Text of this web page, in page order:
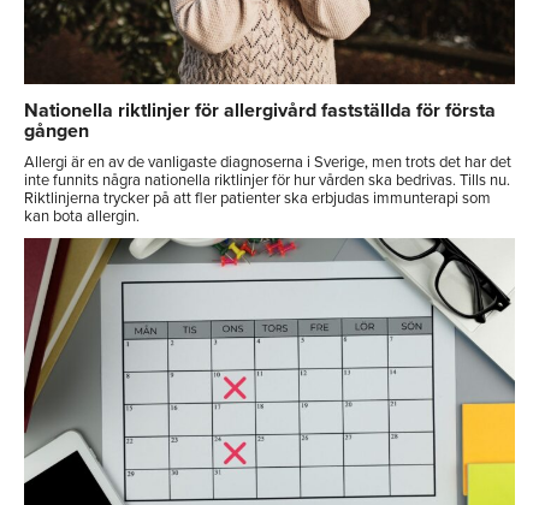
Nationella riktlinjer för allergivård fastställda för första
gången
Allergi är en av de vanligaste diagnoserna i Sverige, men trots det har det
inte funnits några nationella riktlinjer för hur vården ska bedrivas. Tills nu.
Riktlinjerna trycker på att fler patienter ska erbjudas immunterapi som
kan bota allergin.